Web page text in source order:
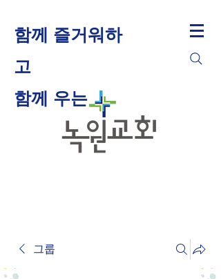
함께 즐거워하
고
​함께 우는
그룹